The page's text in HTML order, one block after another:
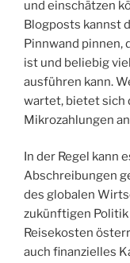
und einschätzen
Blogposts kannst
Pinnwand pinnen,
ist und beliebig
ausführen kann.
wartet, bietet sich
Mikrozahlungen
In der Regel kann
Abschreibungen
des globalen
zukünftigen
Reisekosten
auch finanzielles